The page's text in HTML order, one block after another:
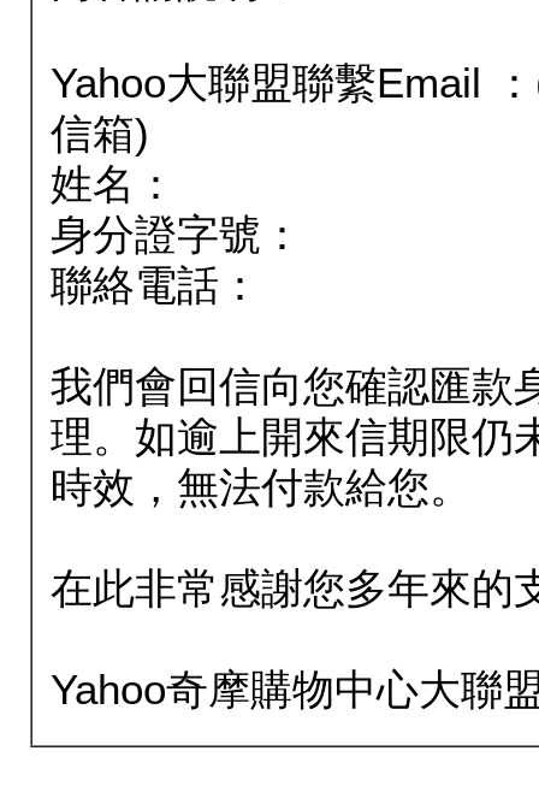
Yahoo大聯盟聯繫Email
信箱)
姓名：
身分證字號：
聯絡電話：
我們會回信向您確認匯款
理。如逾上開來信期限仍
時效，無法付款給您。
在此非常感謝您多年來的
Yahoo奇摩購物中心大